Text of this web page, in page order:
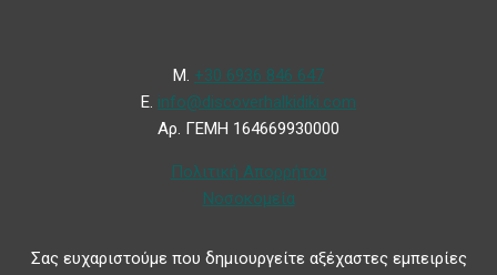
Μ. +30 6936 846 647
Ε. info@discoverhalkidiki.com
Αρ. ΓΕΜΗ 164669930000
Πολιτική Απορρήτου
Νοσοκομεία
Σας ευχαριστούμε που δημιουργείτε αξέχαστες εμπειρίες